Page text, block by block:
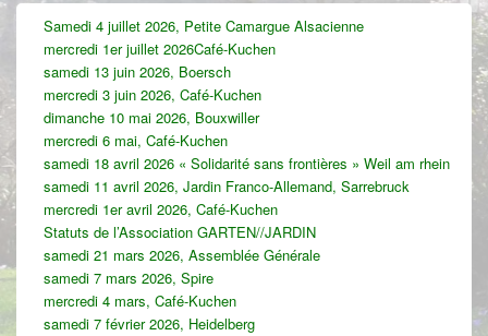
Zone
principale
widget
barre
latérale
Samedi 4 juillet 2026, Petite Camargue Alsacienne
mercredi 1er juillet 2026Café-Kuchen
samedi 13 juin 2026, Boersch
mercredi 3 juin 2026, Café-Kuchen
dimanche 10 mai 2026, Bouxwiller
mercredi 6 mai, Café-Kuchen
samedi 18 avril 2026 « Solidarité sans frontières » Weil am rhein
samedi 11 avril 2026, Jardin Franco-Allemand, Sarrebruck
mercredi 1er avril 2026, Café-Kuchen
Statuts de l’Association GARTEN//JARDIN
samedi 21 mars 2026, Assemblée Générale
samedi 7 mars 2026, Spire
mercredi 4 mars, Café-Kuchen
samedi 7 février 2026, Heidelberg